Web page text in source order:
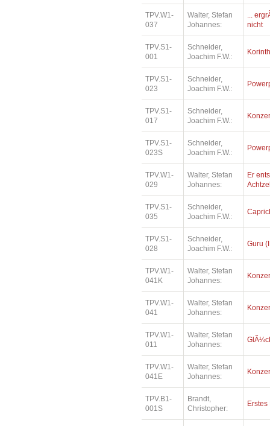
TPV.W1-
037
Walter, Stefan
Johannes:
...
nicht
TPV.S1-
001
Schneider,
Joachim F.W.:
TPV.S1-
023
Schneider,
Joachim F.W.:
TPV.S1-
017
Schneider,
Joachim F.W.:
TPV.S1-
023S
Schneider,
Joachim F.W.:
TPV.W1-
029
Walter, Stefan
Johannes:
Er
TPV.S1-
035
Schneider,
Joachim F.W.:
TPV.S1-
028
Schneider,
Joachim F.W.:
Guru
TPV.W1-
041K
Walter, Stefan
Johannes:
TPV.W1-
041
Walter, Stefan
Johannes:
TPV.W1-
011
Walter, Stefan
Johannes:
TPV.W1-
041E
Walter, Stefan
Johannes:
TPV.B1-
001S
Brandt,
Christopher: